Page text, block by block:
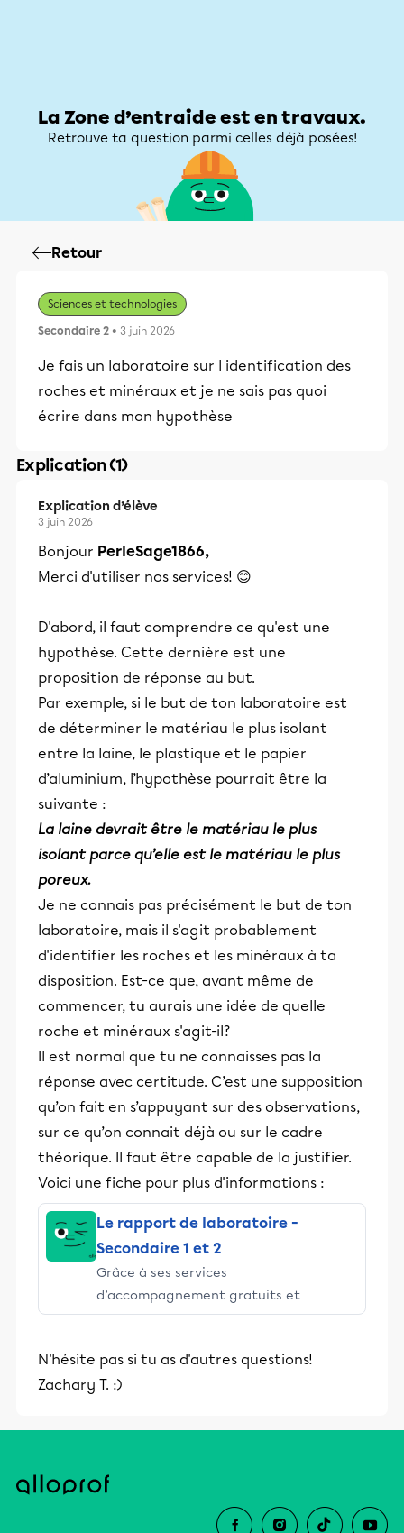
La Zone d’entraide est en travaux.
Retrouve ta question parmi celles déjà posées!
Retour
Sciences et technologies
Secondaire 2 • 3 juin 2026
Je fais un laboratoire sur l identification des
roches et minéraux et je ne sais pas quoi
écrire dans mon hypothèse
Explication (1)
Explication d’élève
3 juin 2026
Bonjour PerleSage1866,
Merci d'utiliser nos services! 😊
D'abord, il faut comprendre ce qu'est une
hypothèse. Cette dernière est une
proposition de réponse au but.
Par exemple, si le but de ton laboratoire est
de déterminer le matériau le plus isolant
entre la laine, le plastique et le papier
d’aluminium, l’hypothèse pourrait être la
suivante :
La laine devrait être le matériau le plus
isolant parce qu’elle est le matériau le plus
poreux.
Je ne connais pas précisément le but de ton
laboratoire, mais il s'agit probablement
d'identifier les roches et les minéraux à ta
disposition. Est-ce que, avant même de
commencer, tu aurais une idée de quelle
roche et minéraux s'agit-il?
Il est normal que tu ne connaisses pas la
réponse avec certitude. C’est une supposition
qu’on fait en s’appuyant sur des observations,
sur ce qu’on connait déjà ou sur le cadre
théorique. Il faut être capable de la justifier.
Voici une fiche pour plus d'informations :
Le rapport de laboratoire -
Secondaire 1 et 2
Grâce à ses services
d’accompagnement gratuits et
stimulants, Alloprof engage les élèves
éducative.
N'hésite pas si tu as d'autres questions!
Zachary T. :)